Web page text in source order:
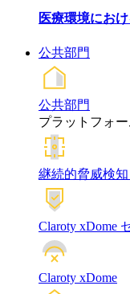
医療環境にお
公共部門
公共部門
プラットフォー
継続的脅威検
Claroty xDome
Claroty xDome